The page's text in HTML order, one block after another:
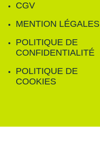
CGV
MENTION LÉGALES
POLITIQUE DE
CONFIDENTIALITÉ
POLITIQUE DE
COOKIES